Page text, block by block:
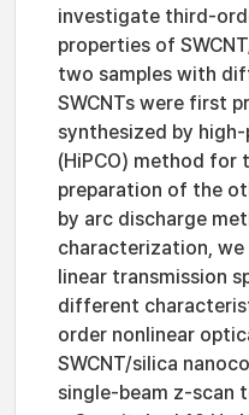
investigate third-
properties of
two samples with
SWCNTs were first
synthesized by
(HiPCO) method for
preparation of the
by arc discharge
characterization, we
linear transmission
different
order nonlinear
SWCNT/silica
single-beam z-scan